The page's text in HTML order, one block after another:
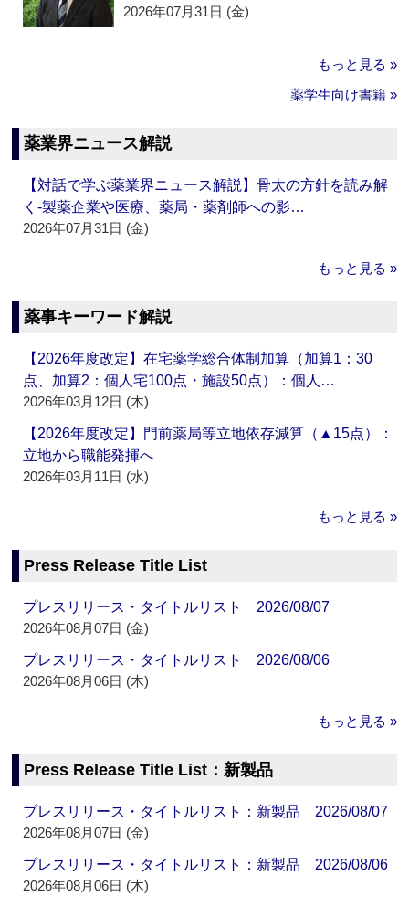
2026年07月31日 (金)
もっと見る »
薬学生向け書籍 »
薬業界ニュース解説
【対話で学ぶ薬業界ニュース解説】骨太の方針を読み解
く‐製薬企業や医療、薬局・薬剤師への影…
2026年07月31日 (金)
もっと見る »
薬事キーワード解説
【2026年度改定】在宅薬学総合体制加算（加算1：30
点、加算2：個人宅100点・施設50点）：個人…
2026年03月12日 (木)
【2026年度改定】門前薬局等立地依存減算（▲15点）：
立地から職能発揮へ
2026年03月11日 (水)
もっと見る »
Press Release Title List
プレスリリース・タイトルリスト 2026/08/07
2026年08月07日 (金)
プレスリリース・タイトルリスト 2026/08/06
2026年08月06日 (木)
もっと見る »
Press Release Title List：新製品
プレスリリース・タイトルリスト：新製品 2026/08/07
2026年08月07日 (金)
プレスリリース・タイトルリスト：新製品 2026/08/06
2026年08月06日 (木)